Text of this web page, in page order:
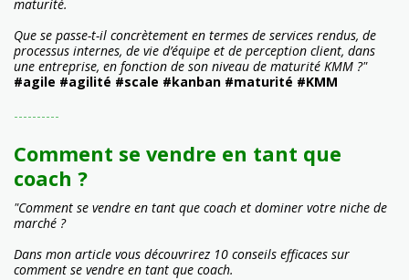
maturité.
Que se passe-t-il concrètement en termes de services rendus, de
processus internes, de vie d’équipe et de perception client, dans
une entreprise, en fonction de son niveau de maturité KMM ?"
#agile #agilité #scale #kanban #maturité #KMM
----------
Comment se vendre en tant que
coach ?
"Comment se vendre en tant que coach et dominer votre niche de
marché ?
Dans mon article vous découvrirez 10 conseils efficaces sur
comment se vendre en tant que coach.